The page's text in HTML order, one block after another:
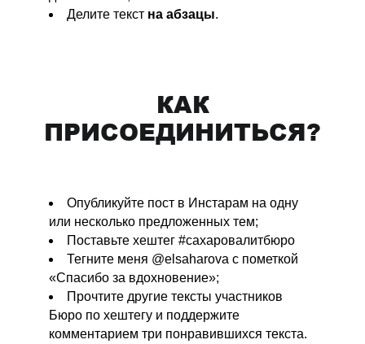
Делите текст на абзацы.
КАК
ПРИСОЕДИНИТЬСЯ?
Опубликуйте пост в Инстарам на одну
или несколько предложенных тем;
Поставьте хештег #сахаровалитбюро
Тегните меня @elsaharovа с пометкой
«Спасибо за вдохновение»;
Прочтите другие тексты участников
Бюро по хештегу и поддержите
комментарием три понравившихся текста.